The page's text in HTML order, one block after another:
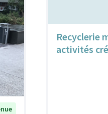
Recyclerie
activités